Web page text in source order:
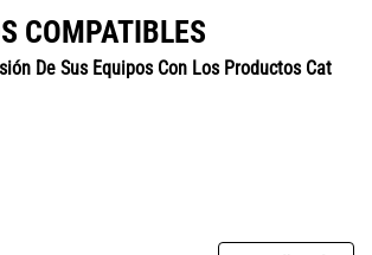
COMPATIBLES
De Sus Equipos Con Los Productos Cat